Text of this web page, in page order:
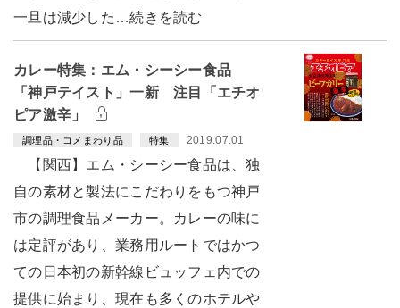
一旦は減少した…続きを読む
カレー特集：エム・シーシー食品
「神戸テイスト」一新 注目「エチオ
ピア激辛」
調理品・コメまわり品 特集 2019.07.01
【関西】エム・シーシー食品は、独
自の素材と製法にこだわりをもつ神戸
市の調理食品メーカー。カレーの味に
は定評があり、業務用ルートではかつ
ての日本初の新幹線ビュッフェ内での
提供に始まり、現在も多くのホテルや